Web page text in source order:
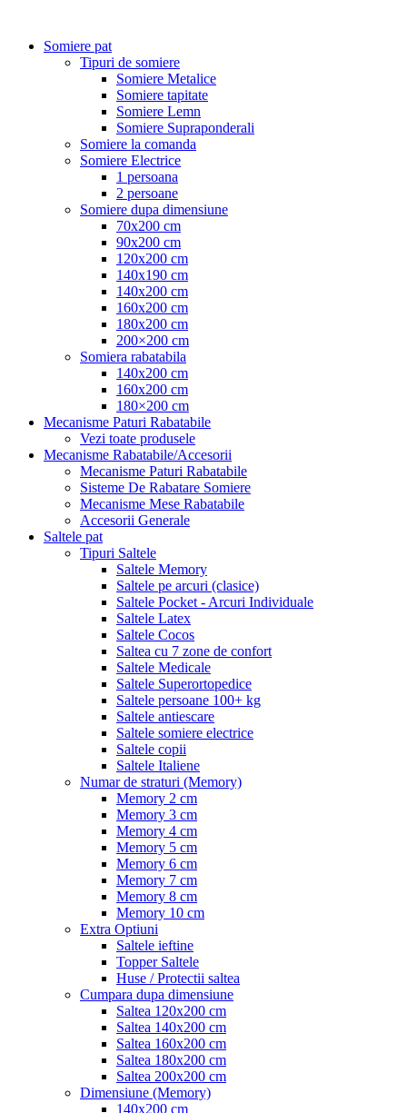
Somiere pat
Tipuri de somiere
Somiere Metalice
Somiere tapitate
Somiere Lemn
Somiere Supraponderali
Somiere la comanda
Somiere Electrice
1 persoana
2 persoane
Somiere dupa dimensiune
70x200 cm
90x200 cm
120x200 cm
140x190 cm
140x200 cm
160x200 cm
180x200 cm
200×200 cm
Somiera rabatabila
140x200 cm
160x200 cm
180×200 cm
Mecanisme Paturi Rabatabile
Vezi toate produsele
Mecanisme Rabatabile/Accesorii
Mecanisme Paturi Rabatabile
Sisteme De Rabatare Somiere
Mecanisme Mese Rabatabile
Accesorii Generale
Saltele pat
Tipuri Saltele
Saltele Memory
Saltele pe arcuri (clasice)
Saltele Pocket - Arcuri Individuale
Saltele Latex
Saltele Cocos
Saltea cu 7 zone de confort
Saltele Medicale
Saltele Superortopedice
Saltele persoane 100+ kg
Saltele antiescare
Saltele somiere electrice
Saltele copii
Saltele Italiene
Numar de straturi (Memory)
Memory 2 cm
Memory 3 cm
Memory 4 cm
Memory 5 cm
Memory 6 cm
Memory 7 cm
Memory 8 cm
Memory 10 cm
Extra Optiuni
Saltele ieftine
Topper Saltele
Huse / Protectii saltea
Cumpara dupa dimensiune
Saltea 120x200 cm
Saltea 140x200 cm
Saltea 160x200 cm
Saltea 180x200 cm
Saltea 200x200 cm
Dimensiune (Memory)
140x200 cm